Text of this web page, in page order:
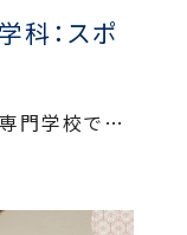
科：スポ
門学校で…